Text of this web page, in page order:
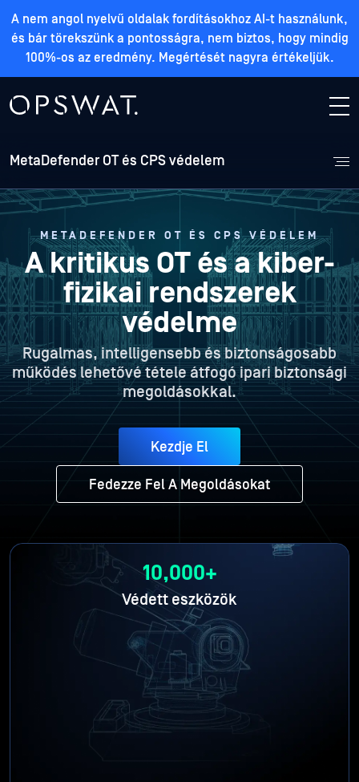
A nem angol nyelvű oldalak fordításokhoz AI-t használunk,
és bár törekszünk a pontosságra, nem biztos, hogy mindig
100%-os az eredmény. Megértését nagyra értékeljük.
MetaDefender OT és CPS védelem
METADEFENDER OT ÉS CPS VÉDELEM
A kritikus OTés a kiber-
fizikai rendszerek
védelme
Rugalmas, intelligensebb és biztonságosabb
működés lehetővé tétele átfogó ipari biztonsági
megoldásokkal.
Kezdje El
Fedezze Fel A Megoldásokat
10,000+
Védett eszközök